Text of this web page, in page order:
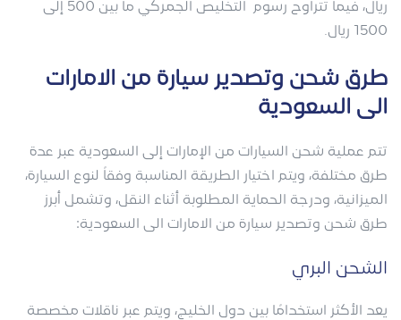
ريال، فيما تتراوح رسوم التخليص الجمركي ما بين 500 إلى
1500 ريال.
طرق شحن وتصدير سيارة من الامارات
الى السعودية
تتم عملية شحن السيارات من الإمارات إلى السعودية عبر عدة
طرق مختلفة، ويتم اختيار الطريقة المناسبة وفقاً لنوع السيارة،
الميزانية، ودرجة الحماية المطلوبة أثناء النقل، وتشمل أبرز
طرق شحن وتصدير سيارة من الامارات الى السعودية:
الشحن البري
يعد الأكثر استخدامًا بين دول الخليج، ويتم عبر ناقلات مخصصة